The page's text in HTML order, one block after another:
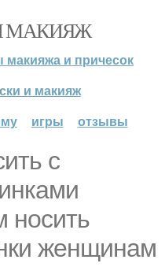
МАКИЯЖ
макияжа и причесок
и макияж
игры отзывы
с
женщинам